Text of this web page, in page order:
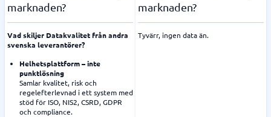
marknaden?
Vad skiljer Datakvalitet från andra
svenska leverantörer?
Helhetsplattform – inte
punktlösning
Samlar kvalitet, risk och
regelefterlevnad i ett system med
stöd för ISO, NIS2, CSRD, GDPR
och compliance.
marknaden?
Tyvärr, ingen data än.